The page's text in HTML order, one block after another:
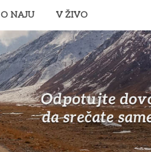
O NAJU V ŽIVO